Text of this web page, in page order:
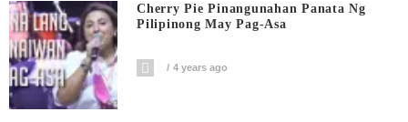
Cherry Pie Pinangunahan Panata Ng
Pilipinong May Pag-Asa
4 years ago